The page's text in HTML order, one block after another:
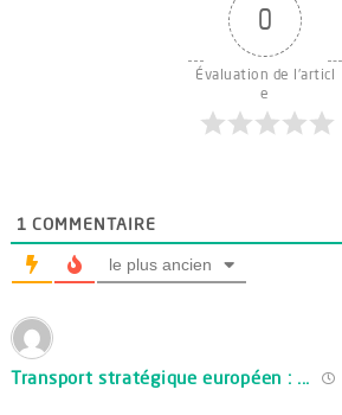
0
Évaluation de l'articl
e
1 COMMENTAIRE
le plus ancien
Transport stratégique européen : ...